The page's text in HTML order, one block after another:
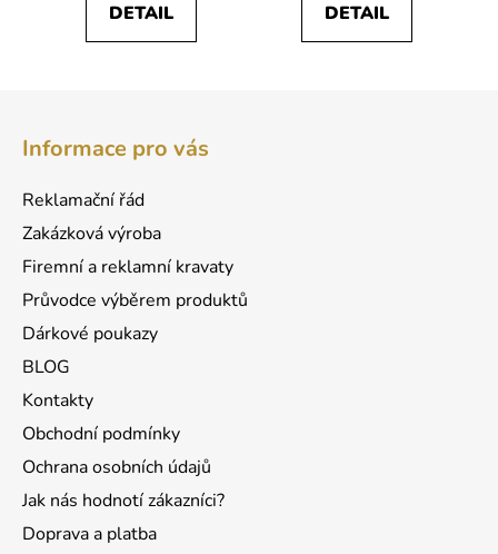
DETAIL DETAIL
Informace pro vás
Reklamační řád
Zakázková výroba
Firemní a reklamní kravaty
Průvodce výběrem produktů
Dárkové poukazy
BLOG
Kontakty
Obchodní podmínky
Ochrana osobních údajů
Jak nás hodnotí zákazníci?
Doprava a platba